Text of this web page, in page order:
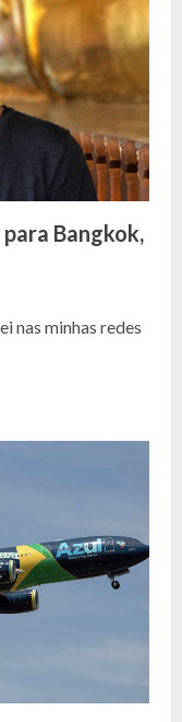
Bangkok,
nas minhas redes